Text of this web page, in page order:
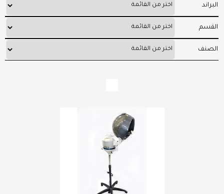
البراند
القسم
الصنف